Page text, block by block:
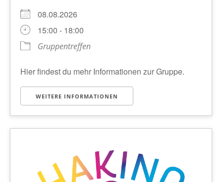
08.08.2026
15:00 - 18:00
Gruppentreffen
Hier findest du mehr Informationen zur Gruppe.
WEITERE INFORMATIONEN